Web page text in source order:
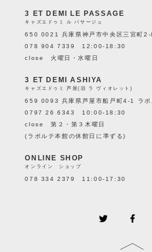
3 ET DEMI LE PASSAGE
キャズエドゥミ ル パサージュ
650 0021 兵庫県神戸市中央区三宮町2-
078 904 7339 12:00-18:30
close 火曜日・水曜日
3 ET DEMI ASHIYA
キャズエドゥミ 芦屋(旧 ラ ヴィオレット)
659 0093 兵庫県芦屋市船戸町4-1 ラポ
0797 26 6343 10:00-18:30
close 第２・第３木曜日
(ラポルテ本館の休館日に準ずる)
ONLINE SHOP
オンライン ショップ
078 334 2379 11:00-17:30